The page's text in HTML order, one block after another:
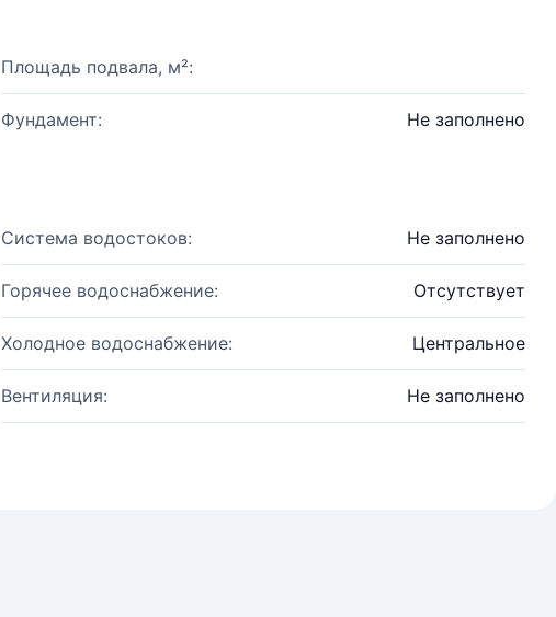
Площадь подвала, м²:
Фундамент: Не заполнено
Система водостоков: Не заполнено
Горячее водоснабжение: Отсутствует
Холодное водоснабжение: Центральное
Вентиляция: Не заполнено